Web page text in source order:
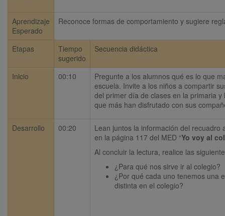
Aprendizaje
Esperado
Reconoce formas de comportamiento y sugiere
Etapas
Tiempo
sugerido
Secuencia didáctica
Inicio 00:10
Pregunte a los alumnos qué es lo que
escuela. Invite a los niños a compartir
del primer día de clases en la primaria y
que más han disfrutado con sus
Desarrollo 00:20
Lean juntos la información del recuadro
en la página 117 del MED “Yo voy al
Al concluir la lectura, realice las
¿Para qué nos sirve ir al colegio?
¿Por qué cada uno tenemos una
distinta en el colegio?